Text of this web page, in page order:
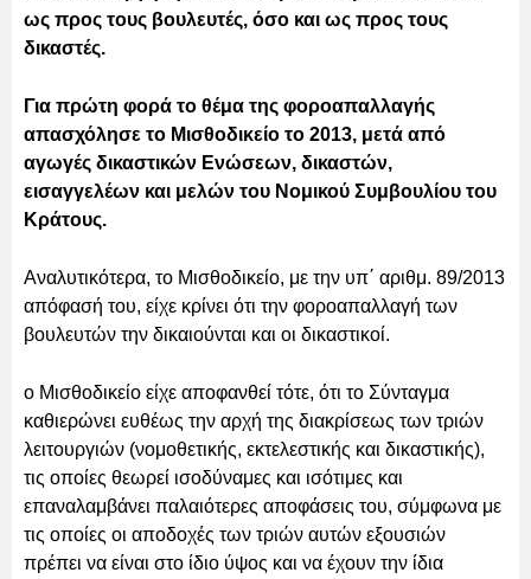
ως προς τους βουλευτές, όσο και ως προς τους
δικαστές.
Για πρώτη φορά το θέμα της φοροαπαλλαγής
απασχόλησε το Μισθοδικείο το 2013, μετά από
αγωγές δικαστικών Ενώσεων, δικαστών,
εισαγγελέων και μελών του Νομικού Συμβουλίου του
Κράτους.
Αναλυτικότερα, το Μισθοδικείο, με την υπ΄ αριθμ. 89/2013
απόφασή του, είχε κρίνει ότι την φοροαπαλλαγή των
βουλευτών την δικαιούνται και οι δικαστικοί.
ο Μισθοδικείο είχε αποφανθεί τότε, ότι το Σύνταγμα
καθιερώνει ευθέως την αρχή της διακρίσεως των τριών
λειτουργιών (νομοθετικής, εκτελεστικής και δικαστικής),
τις οποίες θεωρεί ισοδύναμες και ισότιμες και
επαναλαμβάνει παλαιότερες αποφάσεις του, σύμφωνα με
τις οποίες οι αποδοχές των τριών αυτών εξουσιών
πρέπει να είναι στο ίδιο ύψος και να έχουν την ίδια